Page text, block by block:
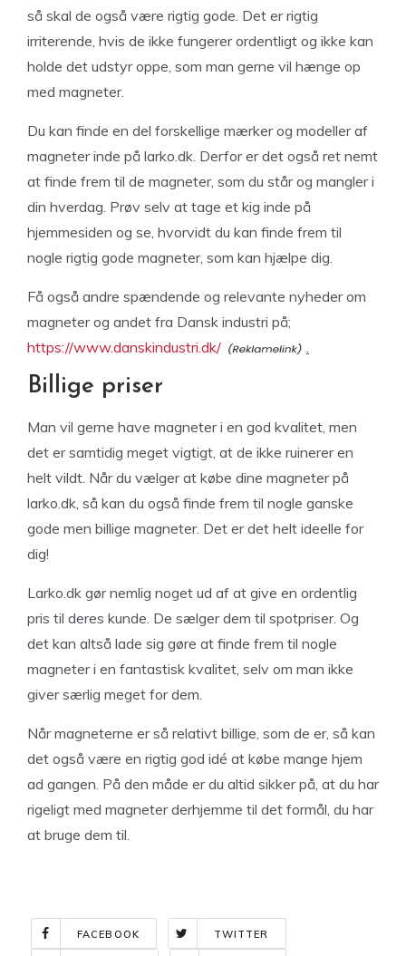
så skal de også være rigtig gode. Det er rigtig
irriterende, hvis de ikke fungerer ordentligt og ikke kan
holde det udstyr oppe, som man gerne vil hænge op
med magneter.
Du kan finde en del forskellige mærker og modeller af
magneter inde på larko.dk. Derfor er det også ret nemt
at finde frem til de magneter, som du står og mangler i
din hverdag. Prøv selv at tage et kig inde på
hjemmesiden og se, hvorvidt du kan finde frem til
nogle rigtig gode magneter, som kan hjælpe dig.
Få også andre spændende og relevante nyheder om
magneter og andet fra Dansk industri på;
https://www.danskindustri.dk/
.
Billige priser
Man vil gerne have magneter i en god kvalitet, men
det er samtidig meget vigtigt, at de ikke ruinerer en
helt vildt. Når du vælger at købe dine magneter på
larko.dk, så kan du også finde frem til nogle ganske
gode men billige magneter. Det er det helt ideelle for
dig!
Larko.dk gør nemlig noget ud af at give en ordentlig
pris til deres kunde. De sælger dem til spotpriser. Og
det kan altså lade sig gøre at finde frem til nogle
magneter i en fantastisk kvalitet, selv om man ikke
giver særlig meget for dem.
Når magneterne er så relativt billige, som de er, så kan
det også være en rigtig god idé at købe mange hjem
ad gangen. På den måde er du altid sikker på, at du har
rigeligt med magneter derhjemme til det formål, du har
at bruge dem til.
FACEBOOK TWITTER